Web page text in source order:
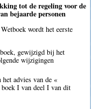
tot de regeling voor de
bejaarde personen
wordt het eerste
gewijzigd bij het
wijzigingen
het advies van de «
I van deel I van dit